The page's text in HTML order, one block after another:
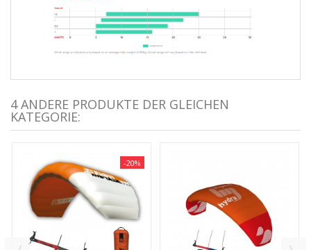
4 ANDERE PRODUKTE DER GLEICHEN
KATEGORIE:
-20%